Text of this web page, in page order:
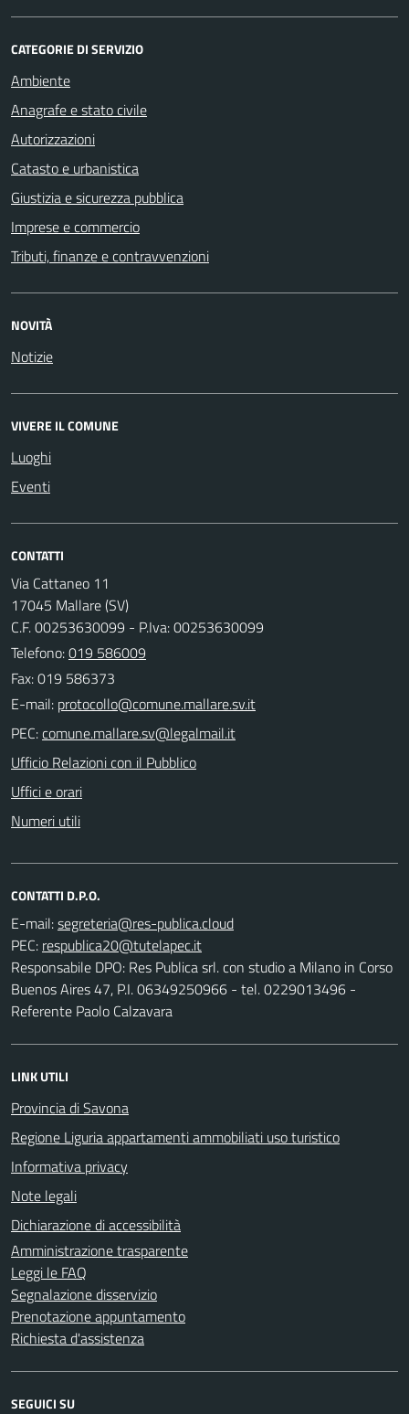
CATEGORIE DI SERVIZIO
Ambiente
Anagrafe e stato civile
Autorizzazioni
Catasto e urbanistica
Giustizia e sicurezza pubblica
Imprese e commercio
Tributi, finanze e contravvenzioni
NOVITÀ
Notizie
VIVERE IL COMUNE
Luoghi
Eventi
CONTATTI
Via Cattaneo 11
17045 Mallare (SV)
C.F. 00253630099 - P.Iva: 00253630099
Telefono:019 586009
Fax: 019 586373
E-mail:
PEC:
Ufficio Relazioni con il Pubblico
Uffici e orari
Numeri utili
CONTATTI D.P.O.
E-mail:
PEC:
Responsabile DPO: Res Publica srl. con studio a Milano in Corso
Buenos Aires 47, P.I. 06349250966 - tel. 0229013496 -
Referente Paolo Calzavara
LINK UTILI
Provincia di Savona
Regione Liguria appartamenti ammobiliati uso turistico
Informativa privacy
Note legali
Dichiarazione di accessibilità
Amministrazione trasparente
Leggi le FAQ
Segnalazione disservizio
Prenotazione appuntamento
Richiesta d'assistenza
SEGUICI SU